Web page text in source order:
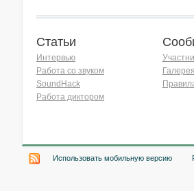
Статьи
Интервью
Работа со звуком
SoundHack
Работа диктором
Галерея
Использовать мобильную версию